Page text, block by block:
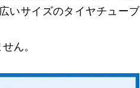
いサイズのタイヤチューブ
ん。